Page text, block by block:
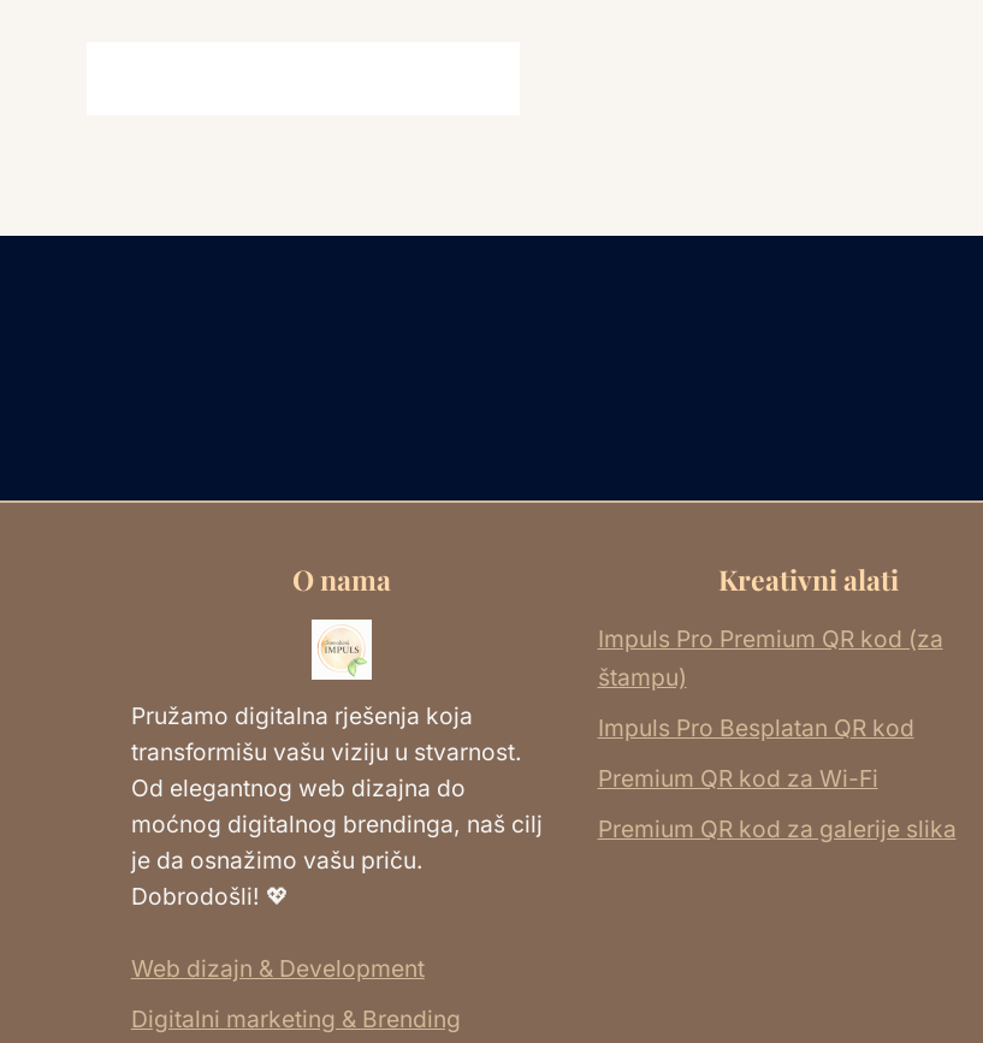
O nama
Pružamo digitalna rješenja koja
transformišu vašu viziju u stvarnost.
Od elegantnog web dizajna do
moćnog digitalnog brendinga, naš cilj
je da osnažimo vašu priču.
Dobrodošli! 💖
Web dizajn & Development
Digitalni marketing & Brending
Kreativni alati
Impuls Pro Premium QR kod (za
štampu)
Impuls Pro Besplatan QR kod
Premium QR kod za Wi-Fi
Premium QR kod za galerije slika